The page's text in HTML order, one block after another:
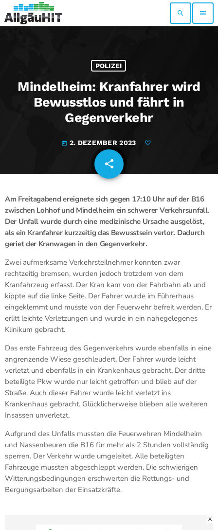
search menu
POLIZEI
Mindelheim: Kranfahrer wird
Bewusstlos und fährt in
Gegenverkehr
today 2. DEZEMBER 2023
share
email
Am Freitagabend ereignete sich gegen 17:10 Uhr auf der B16
zwischen Lohhof und Mindelheim ein schwerer Verkehrsunfall.
Der Unfall wurde durch eine medizinische Ursache ausgelöst,
als ein Kranfahrer kurzzeitig das Bewusstsein verlor. Dadurch
geriet der Kranwagen in den Gegenverkehr.
Zwei aufmerksame Verkehrsteilnehmer konnten zwar
rechtzeitig bremsen, wurden jedoch trotzdem von dem
Kranfahrzeug erfasst. Der Kran kam von der Fahrbahn ab und
kippte auf die linke Seite. Der Fahrer wurde im Führerhaus
eingeklemmt und musste von der Feuerwehr befreit werden. Er
erlitt leichte Verletzungen und wurde in ein nahegelegenes
Klinikum gebracht.
Das erste Fahrzeug des Gegenverkehrs wurde ebenfalls in eine
angrenzende Wiese geschleudert. Der Fahrer wurde leicht
verletzt und ebenfalls in ein Krankenhaus gebracht. Der dritte
beteiligte Pkw wurde nur leicht getroffen und blieb auf der
Straße. Auch dieser Fahrer wurde leicht verletzt ins
Krankenhaus gebracht. Glücklicherweise blieben alle weiteren
Insassen unverletzt.
Aufgrund des Unfalls mussten die Feuerwehren Mindelheim
und Nassenbeuren die B16 für mehr als 2 Stunden vollständig
sperren. Der Verkehr wurde umgeleitet. Alle beteiligten
Fahrzeuge mussten abgeschleppt werden. Die schwierigen
Witterungsbedingungen erschwerten die Rettungs- und
Bergungsarbeiten der Einsatzkräfte.
X